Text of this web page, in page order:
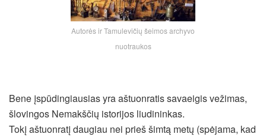
Autorės ir Tamulevičių šeimos archyvo
nuotraukos
Bene įspūdingiausias yra aštuonratis savaeigis vežimas,
šlovingos Nemakščių istorijos liudininkas.
Tokį aštuonratį daugiau nei prieš šimtą metų (spėjama, kad